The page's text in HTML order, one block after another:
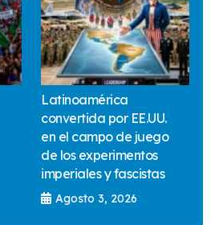
Latinoamérica
convertida por EE.UU.
en el campo de juego
de los experimentos
imperiales y fascistas
Agosto 3, 2026